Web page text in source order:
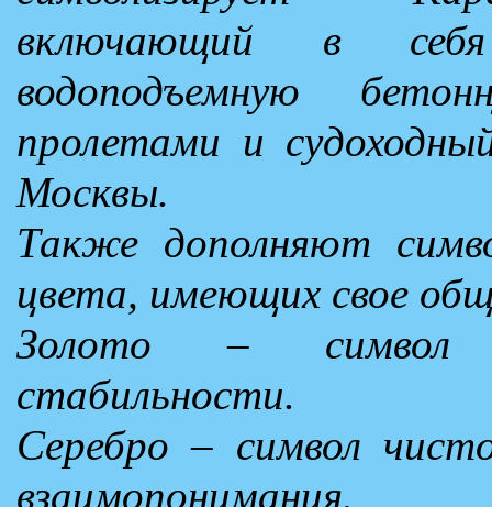
включающий в
водоподъемную
пролетами и
Москвы.
Также дополняют
цвета, имеющих свое
Золото – символ
стабильности.
Серебро – символ
взаимопонимания.